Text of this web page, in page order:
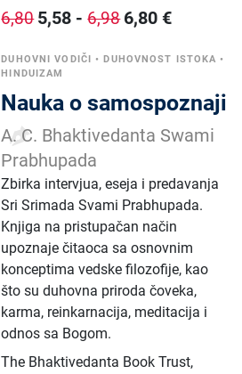
6,80 5,58 -6,98 6,80 €
DUHOVNI VODIČI • DUHOVNOST ISTOKA •
HINDUIZAM
Nauka o samospoznaji
A. C. Bhaktivedanta Swami
Prabhupada
Zbirka intervjua, eseja i predavanja
Sri Srimada Svami Prabhupada.
Knjiga na pristupačan način
upoznaje čitaoca sa osnovnim
konceptima vedske filozofije, kao
što su duhovna priroda čoveka,
karma, reinkarnacija, meditacija i
odnos sa Bogom.
The Bhaktivedanta Book Trust,